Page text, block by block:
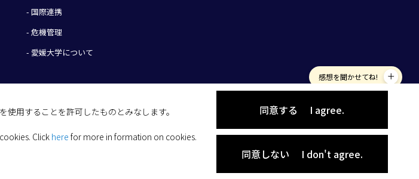
用することを許可したものとみなします。
Click here for more in formation on cookies.
同意する I agree.
同意しない I don't agree.
感想を聞かせてね!
- 国際連携
- 危機管理
- 愛媛大学について
University.